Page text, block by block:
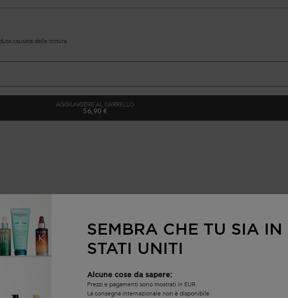
causata dalla rottura.
AGGIUNGERE AL CARRELLO
56,90 €
SEMBRA CHE TU SIA IN
STATI UNITI
Alcune cose da sapere:
Prezzi e pagamenti sono mostrati in EUR.
La consegna internazionale non è disponibile